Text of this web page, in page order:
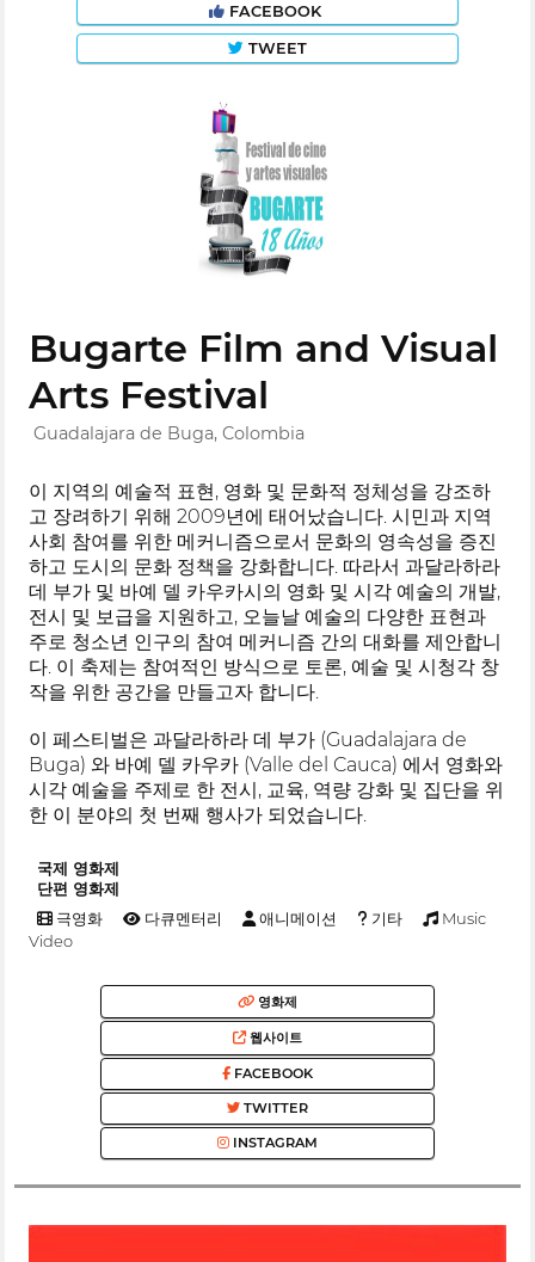
FACEBOOK
TWEET
Bugarte Film and Visual
Arts Festival
Guadalajara de Buga, Colombia
이 지역의 예술적 표현, 영화 및 문화적 정체성을 강조하
고 장려하기 위해 2009년에 태어났습니다. 시민과 지역
사회 참여를 위한 메커니즘으로서 문화의 영속성을 증진
하고 도시의 문화 정책을 강화합니다. 따라서 과달라하라
데 부가 및 바예 델 카우카시의 영화 및 시각 예술의 개발,
전시 및 보급을 지원하고, 오늘날 예술의 다양한 표현과
주로 청소년 인구의 참여 메커니즘 간의 대화를 제안합니
다. 이 축제는 참여적인 방식으로 토론, 예술 및 시청각 창
작을 위한 공간을 만들고자 합니다.
이 페스티벌은 과달라하라 데 부가 (Guadalajara de
Buga) 와 바예 델 카우카 (Valle del Cauca) 에서 영화와
시각 예술을 주제로 한 전시, 교육, 역량 강화 및 집단을 위
한 이 분야의 첫 번째 행사가 되었습니다.
국제 영화제
단편 영화제
극영화 다큐멘터리 애니메이션 기타
Music
Video
영화제
웹사이트
FACEBOOK
TWITTER
INSTAGRAM